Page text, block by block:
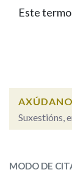
Facebook
Twitter
BUSCAR
Remata por
Este
Suxestións,
MODO DE